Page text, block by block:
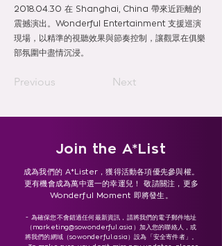
2018.04.30 在 Shanghai, China 帶來近距離的
震撼演出。Wonderful Entertainment 支援巡演
現場，以精準的視聽效果與節奏控制，讓觀眾在俱樂
部氛圍中盡情沉浸。
Previous Next
Join the A*List
成為我們的 A*Lister，獲得活動各項優先參與權。
更有機會成為萬中選一的幸運兒！ 敬請關注，更多
Wonderful Moment 即將發生。
- 為確保您不會錯過任何最新資訊，請將我們的電子郵件地址
（ marketing@sowonderful.asia ）加入您的聯絡人，或
將我們的網域（sowonderful.asia）設為「安全寄件者」。